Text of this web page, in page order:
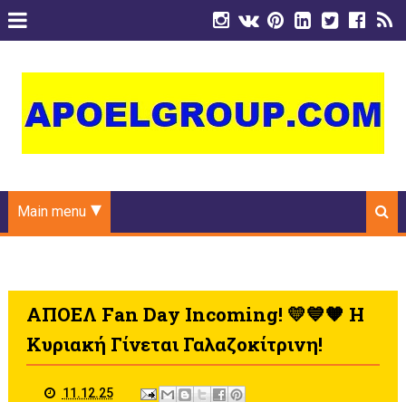
Main menu
ΑΠΟΕΛ Fan Day Incoming! 💛💙🧡 Η
Κυριακή Γίνεται Γαλαζοκίτρινη!
11.12.25